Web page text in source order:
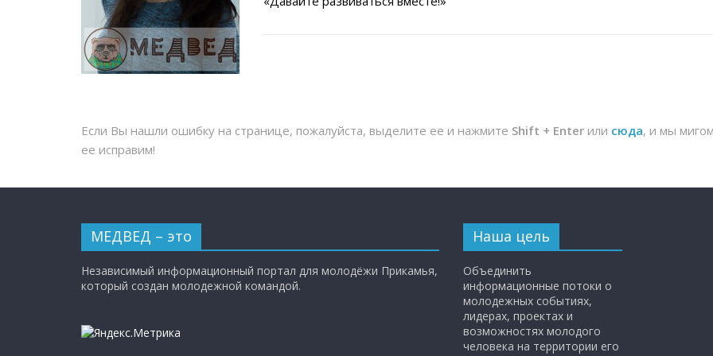
Если Вы нашли ошибку на странице, пожалуйста, выделите ее и нажмите Shift + Enter или сюда, и мы
ее исправим!
МЕДВЕД – это
Независимый информационный портал для молодёжи Прикамья,
который создан молодежной командой.
Наша цель
Объединить
информационные потоки о
молодежных событиях,
лидерах, проектах и
возможностях молодого
человека на территории его